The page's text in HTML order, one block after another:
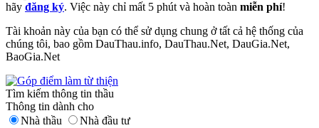
hãy đăng ký. Việc này chỉ mất 5 phút và hoàn toàn miễn phí!
Tài khoản này của bạn có thể sử dụng chung ở tất cả hệ thống của
chúng tôi, bao gồm DauThau.info, DauThau.Net, DauGia.Net,
BaoGia.Net
Tìm kiếm thông tin thầu
Thông tin dành cho
Nhà thầu
Nhà đầu tư